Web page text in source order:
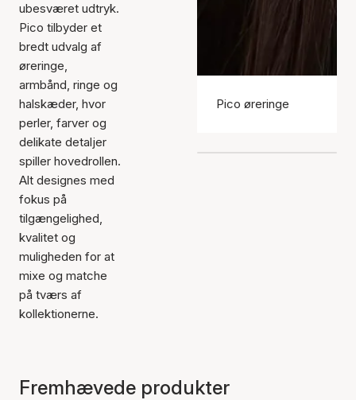
ubesværet udtryk.
Pico tilbyder et
bredt udvalg af
øreringe,
armbånd, ringe og
halskæder, hvor
perler, farver og
delikate detaljer
spiller hovedrollen.
Alt designes med
fokus på
tilgængelighed,
kvalitet og
muligheden for at
mixe og matche
på tværs af
kollektionerne.
Pico øreringe
Fremhævede produkter